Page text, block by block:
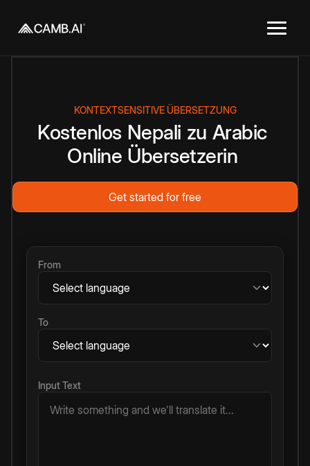
KONTEXTSENSITIVE ÜBERSETZUNG
Kostenlos Nepali zu Arabic
Online Übersetzerin
Get started for free
From
To
Input Text